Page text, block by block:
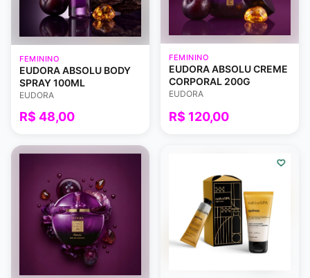
FEMININO
EUDORA ABSOLU BODY
SPRAY 100ML
EUDORA
R$ 48,00
FEMININO
EUDORA ABSOLU CREME
CORPORAL 200G
EUDORA
R$ 120,00